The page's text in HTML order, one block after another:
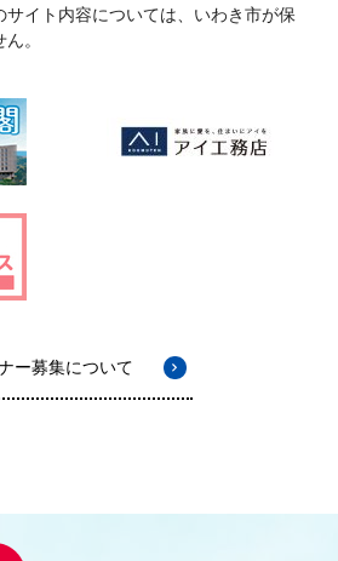
サイト内容については、いわき市が保
。
ー募集について